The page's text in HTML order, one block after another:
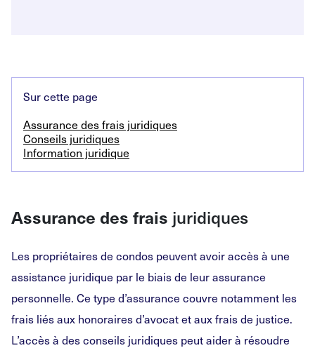
Sur cette page
Assurance des frais juridiques
Conseils juridiques
Information juridique
Assurance des frais juridiques
Les propriétaires de condos peuvent avoir accès à une
assistance juridique par le biais de leur assurance
personnelle. Ce type d’assurance couvre notamment les
frais liés aux honoraires d’avocat et aux frais de justice.
L’accès à des conseils juridiques peut aider à résoudre